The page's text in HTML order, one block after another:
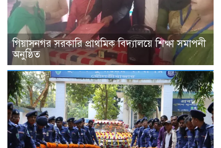
গিয়াসনগর সরকারি প্রাথমিক বিদ্যালয়ে শিক্ষা সমাপনী
অনুষ্ঠিত